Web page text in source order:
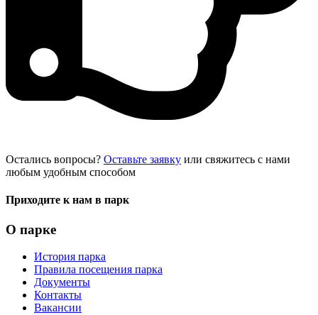
Остались вопросы? Оставьте заявку или свяжитесь с нами
любым удобным способом
Приходите к нам в парк
О парке
История парка
Правила посещения парка
Документы
Контакты
Вакансии